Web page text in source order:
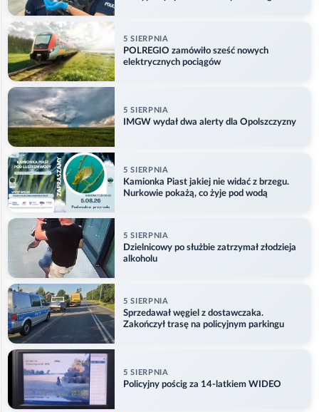
5 SIERPNIA
POLREGIO zamówiło sześć nowych
elektrycznych pociągów
5 SIERPNIA
IMGW wydał dwa alerty dla Opolszczyzny
5 SIERPNIA
Kamionka Piast jakiej nie widać z brzegu.
Nurkowie pokażą, co żyje pod wodą
5 SIERPNIA
Dzielnicowy po służbie zatrzymał złodzieja
alkoholu
5 SIERPNIA
Sprzedawał węgiel z dostawczaka.
Zakończył trasę na policyjnym parkingu
5 SIERPNIA
Policyjny pościg za 14-latkiem WIDEO